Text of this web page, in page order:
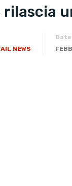
NEWS
Date